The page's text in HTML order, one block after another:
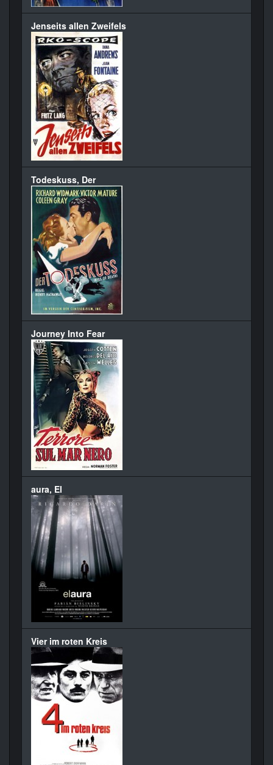
Jenseits allen Zweifels
Todeskuss, Der
Journey Into Fear
aura, El
Vier im roten Kreis